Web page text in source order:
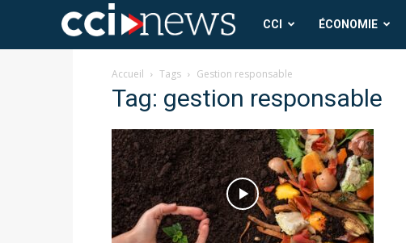
CCI
News
CCI ÉCONOMIE
Accueil Tags Gestion responsable
Tag: gestion responsable